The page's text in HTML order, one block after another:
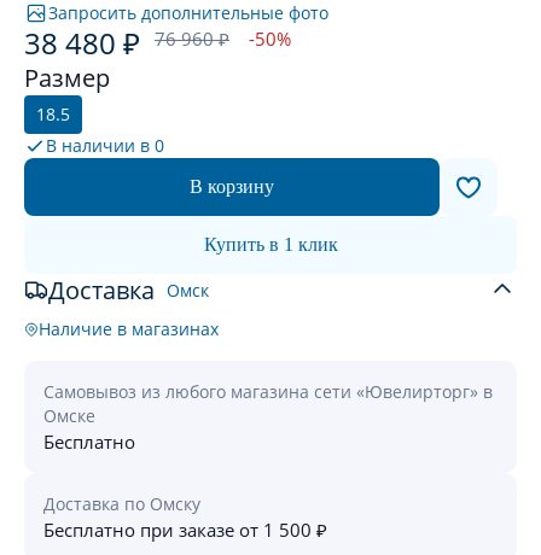
Запросить дополнительные фото
38 480 ₽ 76 960 ₽ -50%
Размер
18.5
В наличии в 0
В корзину
Купить в 1 клик
Доставка Омск
Наличие в магазинах
Самовывоз из любого магазина сети «Ювелирторг» в
Омске
Бесплатно
Доставка по Омску
Бесплатно при заказе от 1 500 ₽